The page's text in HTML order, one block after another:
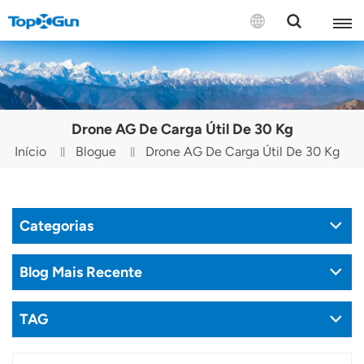
CONTATE-NOS
English
Español
Português(Portugal)
Português(Brasil)
Türkçe
Drone AG De Carga Útil De 30 Kg
Início Blogue Drone AG De Carga Útil De 30 Kg
Categorias
Blog Mais Recente
TAG